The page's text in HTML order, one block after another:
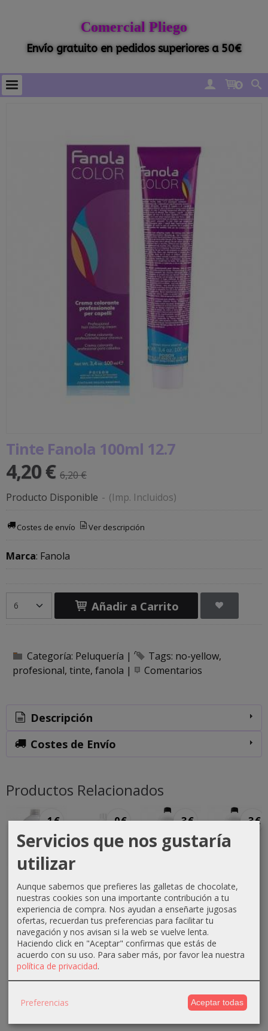
Comercial Pliego
Envío gratuito en pedidos superiores a 50€
0
Tinte Fanola 100ml 12.7
4,20 € 6,20 €
Producto Disponible - (Imp. Incluidos)
Costes de envío Ver descripción
Marca: Fanola
Añadir a Carrito
Categoría: Peluquería | Tags: no-yellow
profesional tinte fanola | Comentarios
Descripción
Costes de Envío
Productos Relacionados
-1 €
oxigenada
Techline
1000ml
20...
2,90 €
3,90 €
-0 €
oxigenada
Techline
75ml 40...
0,70 €
1,10 €
-3 €
oxigenada
Absoluk
1000ml
20...
3,50 €
6,50 €
-3 €
oxigenada
1000ml
Absoluk
6,50 €
Servicios que nos gustaría
utilizar
Aunque sabemos que prefieres las galletas de chocolate,
nuestras cookies son una importante contribución a tu
experiencia de compra. Nos ayudan a enseñarte jugosas
ofertas, recuerdan tus preferencias para facilitar tu
navegación y nos avisan si la web se vuelve lenta.
Haciendo click en "Aceptar" confirmas que estás de
acuerdo con su uso. Para saber más, por favor lea nuestra
política de privacidad.
Preferencias Aceptar todas